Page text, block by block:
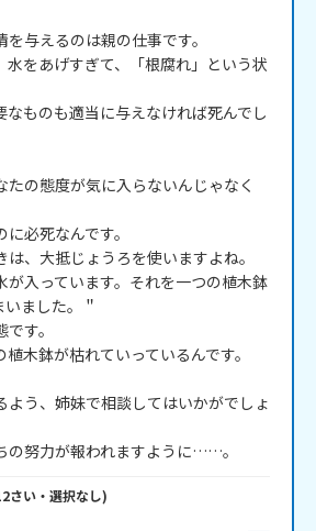
与えるのは親の仕事です。
水をあげすぎて、「根腐れ」という状
なものも適当に与えなければ死んでし
たの態度が気に入らないんじゃなく
に必死なんです。
、大抵じょうろを使いますよね。
が入っています。それを一つの植木鉢
ました。＂
す。
木鉢が枯れていっているんです。
よう、姉妹で相談してはいかがでしょ
の努力が報われますように……。
さい・ 選択なし)